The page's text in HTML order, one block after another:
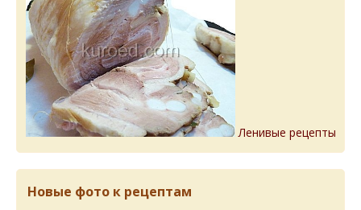
Ленивые рецепты
Новые фото к рецептам